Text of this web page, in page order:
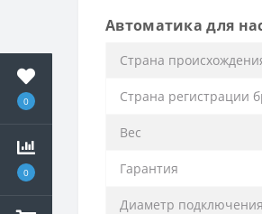
0
0
Автоматика для
Cтрана
Cтрана регистрации
Вес
Гарантия
Диаметр подключения